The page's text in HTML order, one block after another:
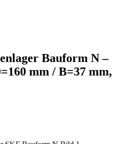
Bauform N –
mm / B=37 mm,